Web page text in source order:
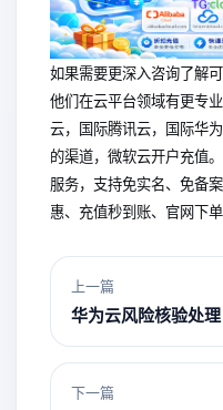
如果需要更深入咨询了解
他们在云平台领域有更专
云，国际腾讯云，国际华
的渠道，微软云开户充值
服务，支持免实名、免备
惠、充值秒到账、官网下
上一篇
华为云风险核验处
下一篇